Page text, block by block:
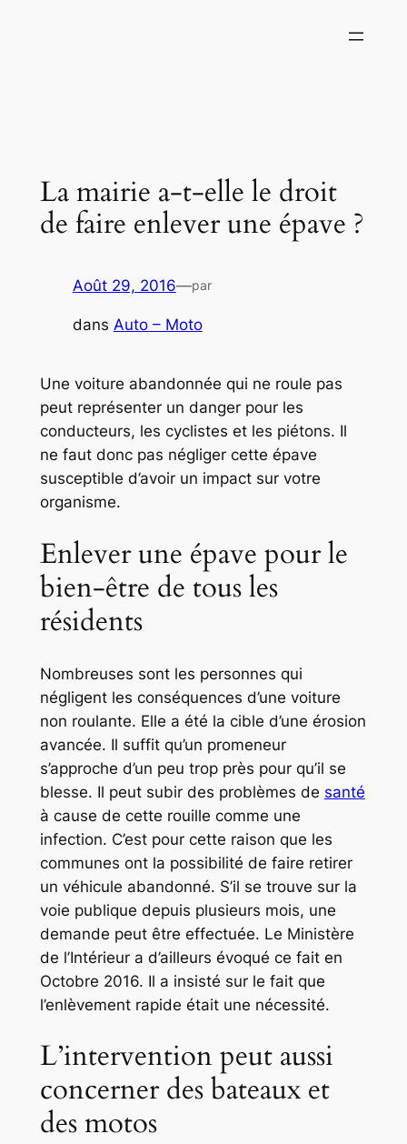
La mairie a-t-elle le droit
de faire enlever une épave ?
Août 29, 2016—par
dans Auto – Moto
Une voiture abandonnée qui ne roule pas
peut représenter un danger pour les
conducteurs, les cyclistes et les piétons. Il
ne faut donc pas négliger cette épave
susceptible d’avoir un impact sur votre
organisme.
Enlever une épave pour le
bien-être de tous les
résidents
Nombreuses sont les personnes qui
négligent les conséquences d’une voiture
non roulante. Elle a été la cible d’une érosion
avancée. Il suffit qu’un promeneur
s’approche d’un peu trop près pour qu’il se
blesse. Il peut subir des problèmes de santé
à cause de cette rouille comme une
infection. C’est pour cette raison que les
communes ont la possibilité de faire retirer
un véhicule abandonné. S’il se trouve sur la
voie publique depuis plusieurs mois, une
demande peut être effectuée. Le Ministère
de l’Intérieur a d’ailleurs évoqué ce fait en
Octobre 2016. Il a insisté sur le fait que
l’enlèvement rapide était une nécessité.
L’intervention peut aussi
concerner des bateaux et
des motos